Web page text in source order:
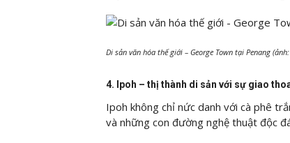
Di sản văn hóa thế giới – George Town tại Penang
4. Ipoh – thị thành di sản với sự giao
Ipoh không chỉ nức danh với cà phê
và những con đường nghệ thuật độc